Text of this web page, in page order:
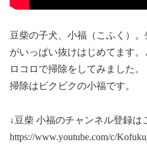
豆柴の子犬、小福（こふく）
がいっぱい抜けはじめてます
ロコロで掃除をしてみました。
掃除はビクビクの小福です。
↓豆柴 小福のチャンネル登録は
https://www.youtube.com/c/